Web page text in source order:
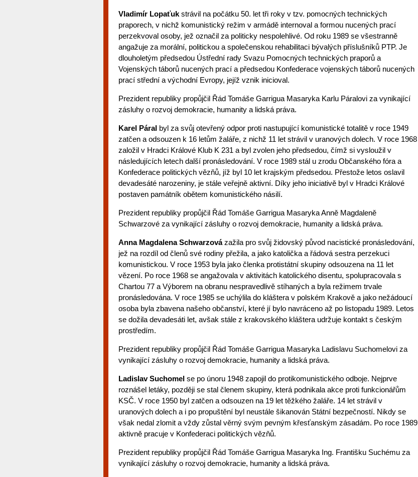
Vladimír Lopaťuk strávil na počátku 50. let tři roky v tzv. pomocných technických
praporech, v nichž komunistický režim v armádě internoval a formou nucených prací
perzekvoval osoby, jež označil za politicky nespolehlivé. Od roku 1989 se všestranně
angažuje za morální, politickou a společenskou rehabilitaci bývalých příslušníků PTP. Je
dlouholetým předsedou Ústřední rady Svazu Pomocných technických praporů a
Vojenských táborů nucených prací a předsedou Konfederace vojenských táborů nucených
prací střední a východní Evropy, jejíž vznik inicioval.
Prezident republiky propůjčil Řád Tomáše Garrigua Masaryka Karlu Páralovi za vynikající
zásluhy o rozvoj demokracie, humanity a lidská práva.
Karel Páral byl za svůj otevřený odpor proti nastupující komunistické totalitě v roce 1949
zatčen a odsouzen k 16 letům žaláře, z nichž 11 let strávil v uranových dolech. V roce 1968
založil v Hradci Králové Klub K 231 a byl zvolen jeho předsedou, čímž si vysloužil v
následujících letech další pronásledování. V roce 1989 stál u zrodu Občanského fóra a
Konfederace politických vězňů, jíž byl 10 let krajským předsedou. Přestože letos oslavil
devadesáté narozeniny, je stále veřejně aktivní. Díky jeho iniciativě byl v Hradci Králové
postaven památník obětem komunistického násilí.
Prezident republiky propůjčil Řád Tomáše Garrigua Masaryka Anně Magdaleně
Schwarzové za vynikající zásluhy o rozvoj demokracie, humanity a lidská práva.
Anna Magdalena Schwarzovázažila pro svůj židovský původ nacistické pronásledování,
jež na rozdíl od členů své rodiny přežila, a jako katolička a řádová sestra perzekuci
komunistickou. V roce 1953 byla jako členka protistátní skupiny odsouzena na 11 let
vězení. Po roce 1968 se angažovala v aktivitách katolického disentu, spolupracovala s
Chartou 77 a Výborem na obranu nespravedlivě stíhaných a byla režimem trvale
pronásledována. V roce 1985 se uchýlila do kláštera v polském Krakově a jako nežádoucí
osoba byla zbavena našeho občanství, které jí bylo navráceno až po listopadu 1989. Letos
se dožila devadesáti let, avšak stále z krakovského kláštera udržuje kontakt s českým
prostředím.
Prezident republiky propůjčil Řád Tomáše Garrigua Masaryka Ladislavu Suchomelovi za
vynikající zásluhy o rozvoj demokracie, humanity a lidská práva.
Ladislav Suchomel se po únoru 1948 zapojil do protikomunistického odboje. Nejprve
roznášel letáky, později se stal členem skupiny, která podnikala akce proti funkcionářům
KSČ. V roce 1950 byl zatčen a odsouzen na 19 let těžkého žaláře. 14 let strávil v
uranových dolech a i po propuštění byl neustále šikanován Státní bezpečností. Nikdy se
však nedal zlomit a vždy zůstal věrný svým pevným křesťanským zásadám. Po roce 1989
aktivně pracuje v Konfederaci politických vězňů.
Prezident republiky propůjčil Řád Tomáše Garrigua Masaryka Ing. Františku Suchému za
vynikající zásluhy o rozvoj demokracie, humanity a lidská práva.